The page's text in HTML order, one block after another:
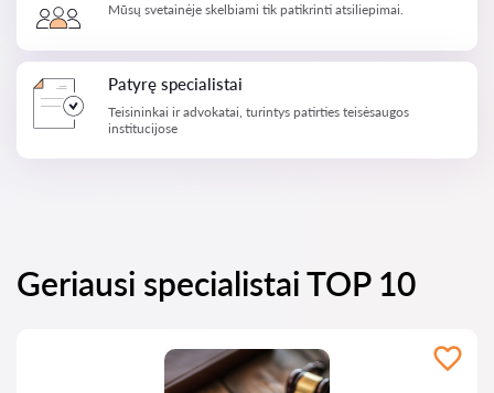
Mūsų svetainėje skelbiami tik patikrinti atsiliepimai.
Patyrę specialistai
Teisininkai ir advokatai, turintys patirties teisėsaugos
institucijose
Geriausi specialistai TOP 10